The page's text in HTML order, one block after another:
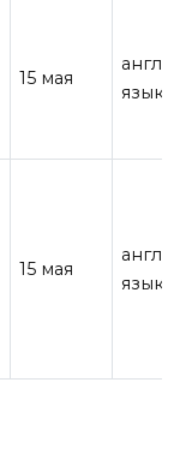
15 мая
язык
15 мая
язык